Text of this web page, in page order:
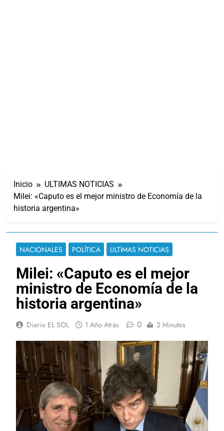
Inicio
ULTIMAS NOTICIAS
Milei: «Caputo es el mejor ministro de Economía de la
historia argentina»
NACIONALES POLÍTICA ULTIMAS NOTICIAS
Milei: «Caputo es el mejor
ministro de Economía de la
historia argentina»
Diario EL SOL 1 Año Atrás 0 2 Minutos